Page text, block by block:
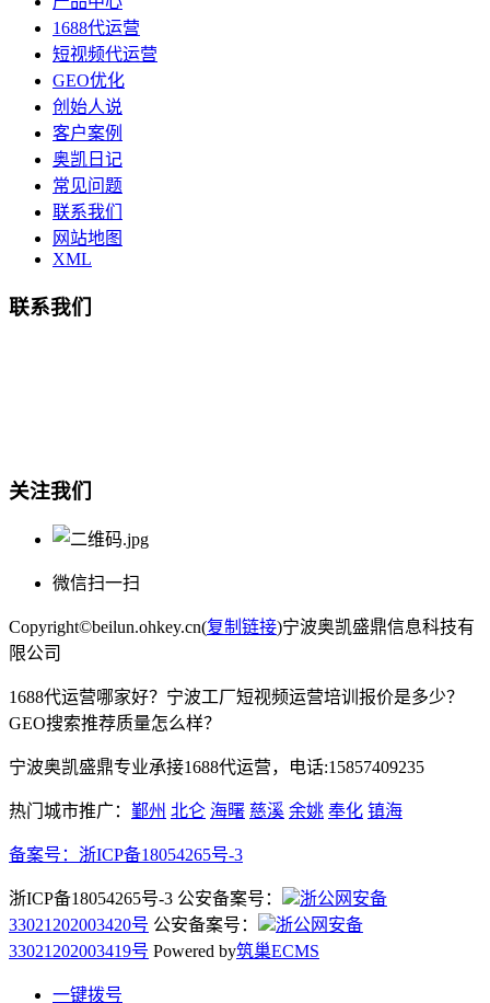
1688代运营
短视频代运营
GEO优化
创始人说
客户案例
奥凯日记
常见问题
联系我们
网站地图
XML
联系我们
关注我们
微信扫一扫
Copyright©beilun.ohkey.cn(复制链接)宁波奥凯盛鼎信息科技有
限公司
1688代运营哪家好？宁波工厂短视频运营培训报价是多少？
GEO搜索推荐质量怎么样？
宁波奥凯盛鼎专业承接1688代运营，电话:15857409235
热门城市推广： 鄞州 北仑 海曙 慈溪 余姚 奉化 镇海
备案号： 浙ICP备18054265号-3
浙ICP备18054265号-3 公安备案号：
浙公网安备
33021202003420号 公安备案号：
浙公网安备
33021202003419号 Powered by筑巢ECMS
一键拨号